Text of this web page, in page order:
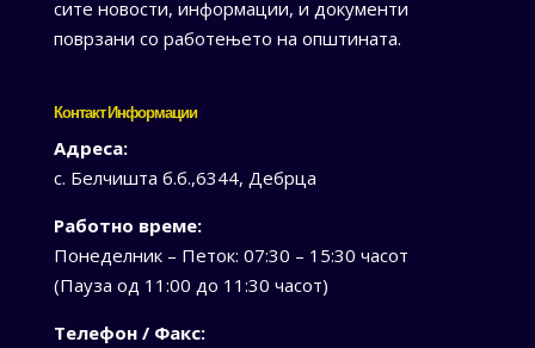
сите новости, информации, и документи
поврзани со работењето на општината.
Контакт Информации
Адреса:
с. Белчишта б.б.,6344, Дебрца
Работно време:
Понеделник – Петок: 07:30 – 15:30 часот
(Пауза од 11:00 до 11:30 часот)
Телефон / Факс: